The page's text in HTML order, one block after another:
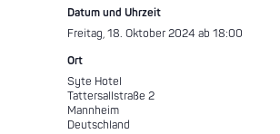
Datum und Uhrzeit
Freitag, 18. Oktober 2024 ab 18:00
Ort
Syte Hotel
Tattersallstraße 2
Mannheim
Deutschland